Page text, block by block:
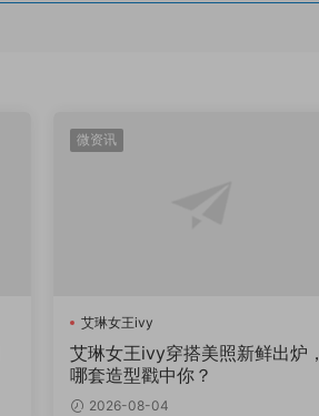
微资讯
艾琳女王ivy
艾琳女王ivy穿搭美照新鲜出炉，
哪套造型戳中你？
2026-08-04